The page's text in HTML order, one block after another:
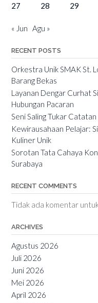
27
28 29
« Jun Agu »
RECENT POSTS
Orkestra Unik SMAK St.
Barang Bekas
Layanan Dengar Curhat
Hubungan Pacaran
Seni Saling Tukar
Kewirausahaan Pelajar:
Kuliner Unik
Sorotan Tata Cahaya
Surabaya
RECENT COMMENTS
Tidak ada komentar
ARCHIVES
Agustus 2026
Juli 2026
Juni 2026
Mei 2026
April 2026